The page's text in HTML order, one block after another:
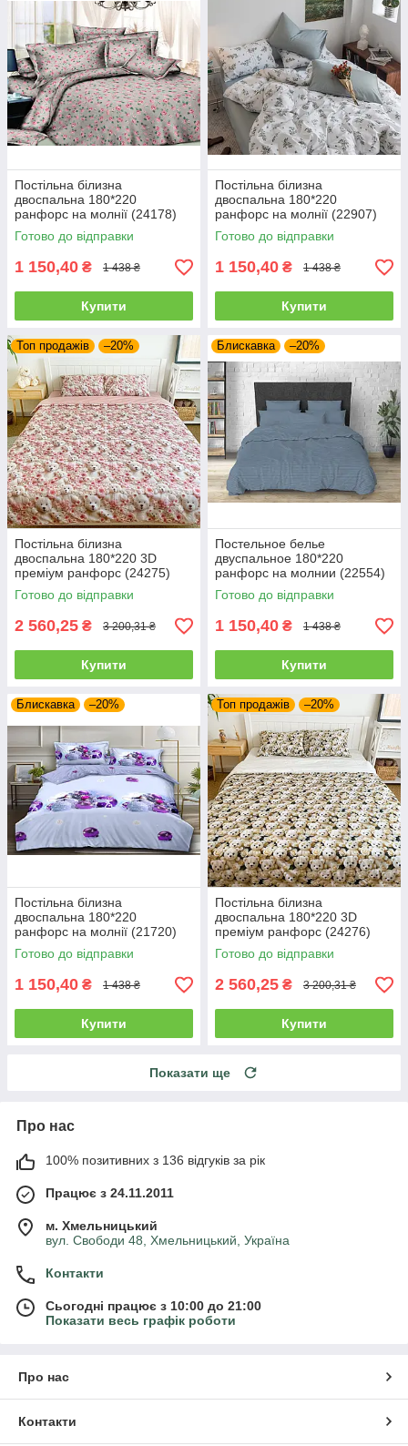
Постільна білизна
двоспальна 180*220
ранфорс на молнії (24178)
Готово до відправки
1 150,40 ₴ 1 438 ₴
Купити
Постільна білизна
двоспальна 180*220
ранфорс на молнії (22907)
Готово до відправки
1 150,40 ₴ 1 438 ₴
Купити
Топ продажів –20%
Постільна білизна
двоспальна 180*220 3D
преміум ранфорс (24275)
Готово до відправки
2 560,25 ₴ 3 200,31 ₴
Купити
Блискавка –20%
Постельное белье
двуспальное 180*220
ранфорс на молнии (22554)
Готово до відправки
1 150,40 ₴ 1 438 ₴
Купити
Блискавка –20%
Постільна білизна
двоспальна 180*220
ранфорс на молнії (21720)
Готово до відправки
1 150,40 ₴ 1 438 ₴
Купити
Топ продажів –20%
Постільна білизна
двоспальна 180*220 3D
преміум ранфорс (24276)
Готово до відправки
2 560,25 ₴ 3 200,31 ₴
Купити
Показати ще
Про нас
100% позитивних з 136 відгуків за рік
Працює з 24.11.2011
м. Хмельницький
вул. Свободи 48, Хмельницький, Україна
Контакти
Сьогодні працює з 10:00 до 21:00
Показати весь графік роботи
Про нас
Контакти